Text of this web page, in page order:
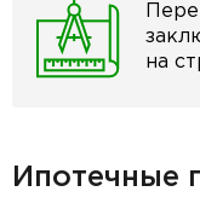
на
Ипотечные